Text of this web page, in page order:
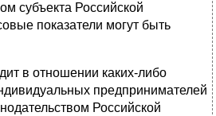
субъекта Российской
показатели могут быть
в отношении каких-либо
предпринимателей
Российской